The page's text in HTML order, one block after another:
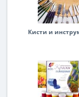
Кисти и